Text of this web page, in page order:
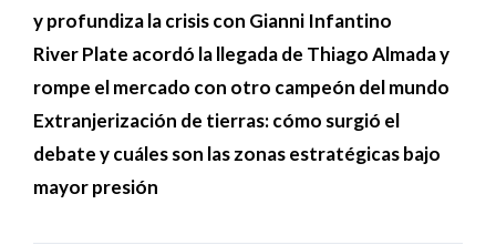
y profundiza la crisis con Gianni Infantino
River Plate acordó la llegada de Thiago Almada y
rompe el mercado con otro campeón del mundo
Extranjerización de tierras: cómo surgió el
debate y cuáles son las zonas estratégicas bajo
mayor presión